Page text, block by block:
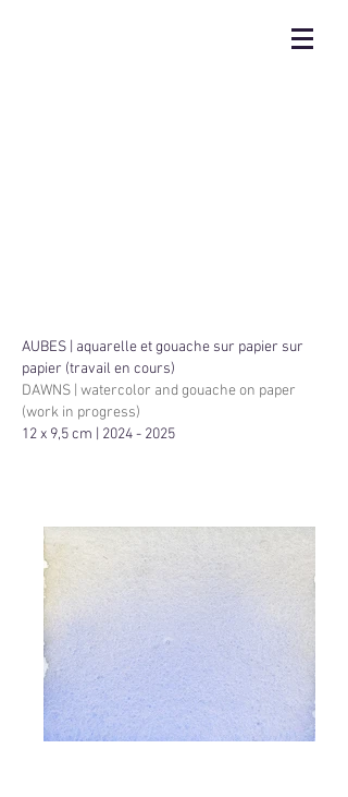
AUBES | aquarelle et gouache sur papier sur
papier (travail en cours)
DAWNS watercolor and gouache on paper
(work in progress)
12 x 9,5 cm | 2024 - 2025